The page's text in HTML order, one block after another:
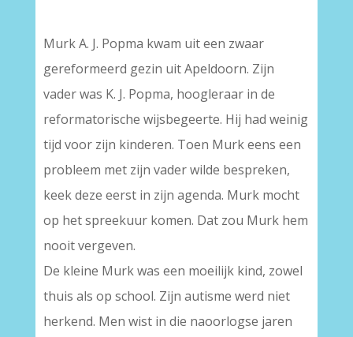
Murk A. J. Popma kwam uit een zwaar
gereformeerd gezin uit Apeldoorn. Zijn
vader was K. J. Popma, hoogleraar in de
reformatorische wijsbegeerte. Hij had weinig
tijd voor zijn kinderen. Toen Murk eens een
probleem met zijn vader wilde bespreken,
keek deze eerst in zijn agenda. Murk mocht
op het spreekuur komen. Dat zou Murk hem
nooit vergeven.
De kleine Murk was een moeilijk kind, zowel
thuis als op school. Zijn autisme werd niet
herkend. Men wist in die naoorlogse jaren